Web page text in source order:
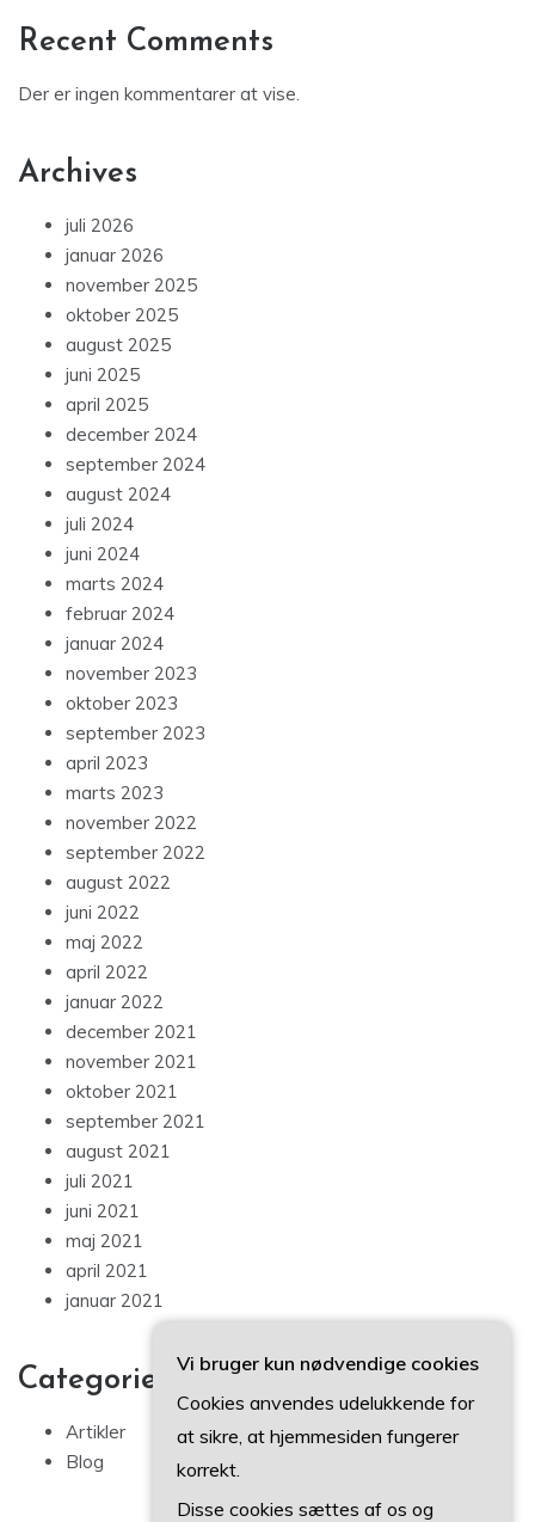
Recent Comments
Der er ingen kommentarer at vise.
Archives
juli 2026
januar 2026
november 2025
oktober 2025
august 2025
juni 2025
april 2025
december 2024
september 2024
august 2024
juli 2024
juni 2024
marts 2024
februar 2024
januar 2024
november 2023
oktober 2023
september 2023
april 2023
marts 2023
november 2022
september 2022
august 2022
juni 2022
maj 2022
april 2022
januar 2022
december 2021
november 2021
oktober 2021
september 2021
august 2021
juli 2021
juni 2021
maj 2021
april 2021
januar 2021
Categories
Artikler
Blog
Vi bruger kun nødvendige cookies
Cookies anvendes udelukkende for
at sikre, at hjemmesiden fungerer
korrekt.
Disse cookies sættes af os og